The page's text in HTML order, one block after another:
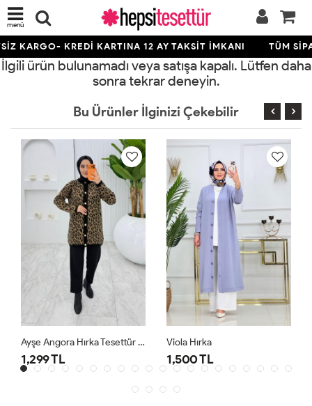
menü
KARGO- KREDİ KARTINA 12 AY TAKSİT İMKANI TÜM
İlgili ürün bulunamadı veya satışa kapalı. Lütfen daha
sonra tekrar deneyin.
Bu Ürünler İlginizi Çekebilir
Ayşe Angora Hırka Tesettür Giyim
1,299 TL
Viola Hırka
1,500 TL